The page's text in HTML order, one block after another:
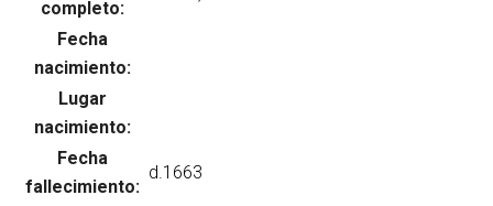
completo:
Fecha
nacimiento:
Lugar
nacimiento:
Fecha
fallecimiento: